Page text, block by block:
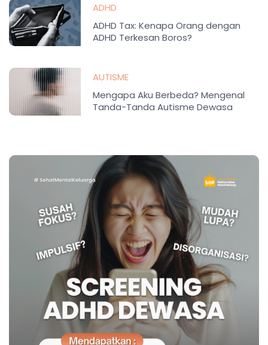
ADHD
ADHD Tax: Kenapa Orang dengan
ADHD Terkesan Boros?
AUTISME
Mengapa Aku Berbeda? Mengenal
Tanda-Tanda Autisme Dewasa